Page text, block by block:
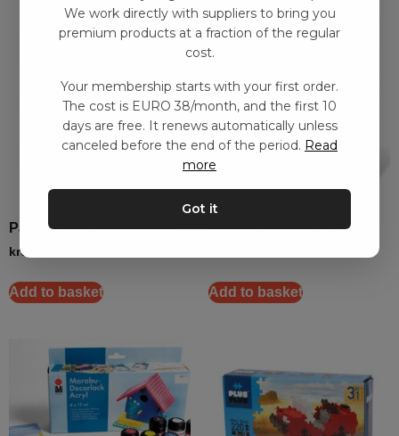
Pärlplatteset, prinsessor
kr90,00
Add to basket
Pärlplatta – fjärilar
Add to basket
We work directly with suppliers to bring you
premium products at a fraction of the regular
cost.
Your membership starts with your first order.
The cost is EURO 38/month, and the first 10
days are free. It renews automatically unless
canceled before the end of the period. Read
more
Got it